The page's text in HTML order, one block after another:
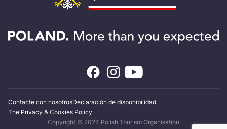
Contacte con nosotrosDeclaración de disponibilidad
The Privacy & Cookies Policy
Copyright © 2024 Polish Tourism Organisation